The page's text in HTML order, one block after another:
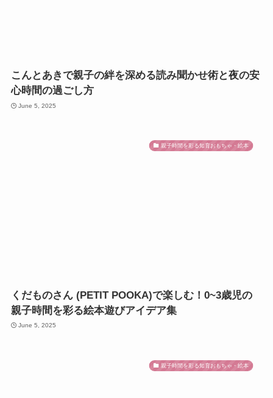
こんとあきで親子の絆を深める読み聞かせ術と夜の安
心時間の過ごし方
June 5, 2025
親子時間を彩る知育おもちゃ・絵本
くだものさん (PETIT POOKA)で楽しむ！0~3歳児の
親子時間を彩る絵本遊びアイデア集
June 5, 2025
親子時間を彩る知育おもちゃ・絵本